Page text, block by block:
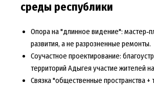
среды республики
Опора на "длинное видение":
развития, а не разрозненные ремонты.
Соучастное проектирование:
территорий Адыгея участие жителей
Связка "общественные пространства +